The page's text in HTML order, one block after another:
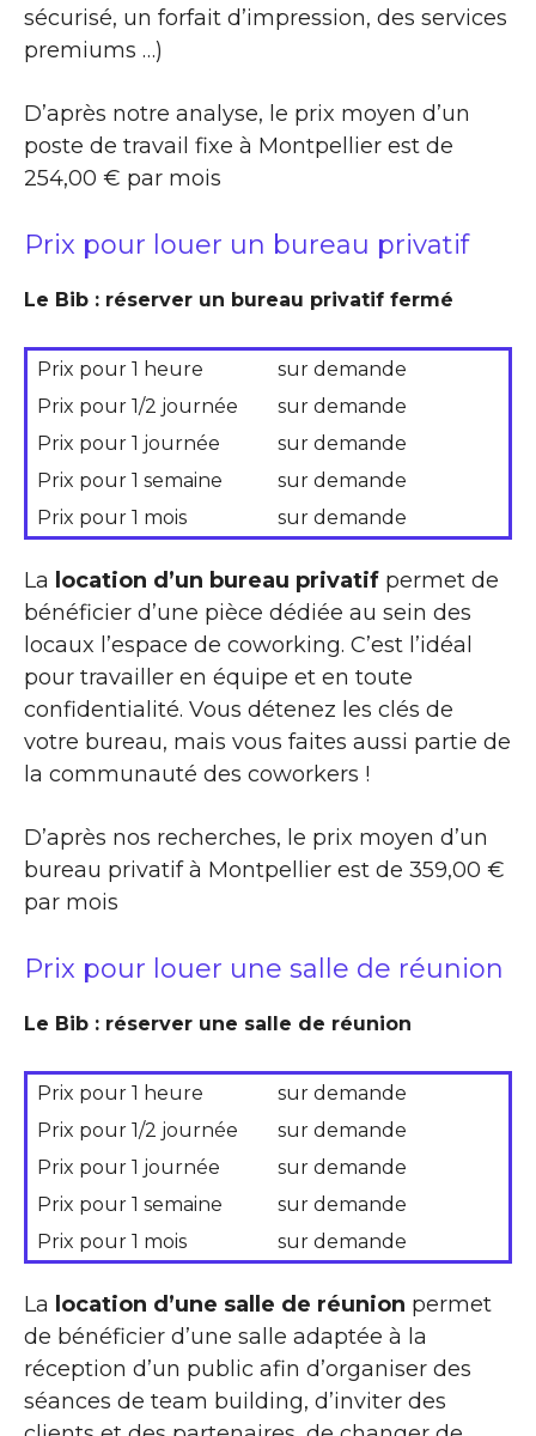
sécurisé, un forfait d’impression, des services
premiums …)
D’après notre analyse, le prix moyen d’un
poste de travail fixe à Montpellier est de
254,00 € par mois
Prix pour louer un bureau privatif
Le Bib : réserver un bureau privatif fermé
Prix pour 1 heure
sur demande
Prix pour 1/2 journée
sur demande
Prix pour 1 journée
sur demande
Prix pour 1 semaine
sur demande
Prix pour 1 mois
sur demande
La location d’un bureau privatif permet de
bénéficier d’une pièce dédiée au sein des
locaux l’espace de coworking. C’est l’idéal
pour travailler en équipe et en toute
confidentialité. Vous détenez les clés de
votre bureau, mais vous faites aussi partie de
la communauté des coworkers !
D’après nos recherches, le prix moyen d’un
bureau privatif à Montpellier est de 359,00 €
par mois
Prix pour louer une salle de réunion
Le Bib : réserver une salle de réunion
Prix pour 1 heure
sur demande
Prix pour 1/2 journée
sur demande
Prix pour 1 journée
sur demande
Prix pour 1 semaine
sur demande
Prix pour 1 mois
sur demande
La location d’une salle de réunion permet
de bénéficier d’une salle adaptée à la
réception d’un public afin d’organiser des
séances de team building, d’inviter des